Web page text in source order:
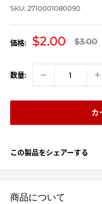
SKU: 2710001080090
価格:
販
価
格
$2.00
通
格
$3.00
数量:
カ
この製品をシェアーする
商品について